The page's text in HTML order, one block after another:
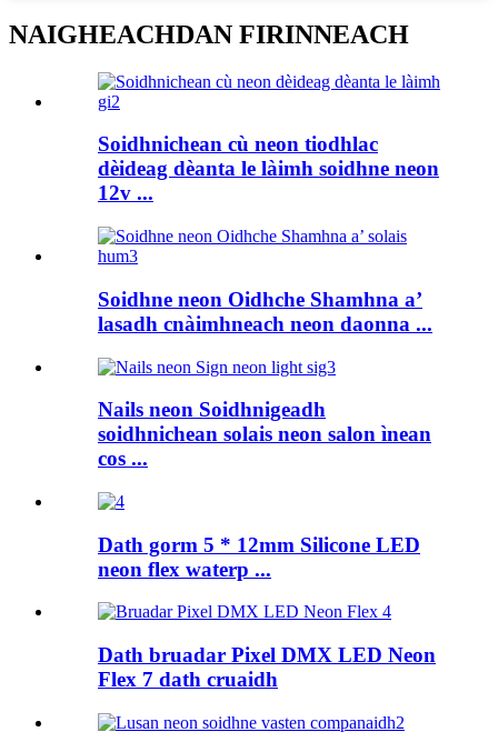
NAIGHEACHDAN FIRINNEACH
Soidhnichean cù neon tiodhlac
dèideag dèanta le làimh soidhne neon
12v ...
Soidhne neon Oidhche Shamhna a’
lasadh cnàimhneach neon daonna ...
Nails neon Soidhnigeadh
soidhnichean solais neon salon ìnean
cos ...
Dath gorm 5 * 12mm Silicone LED
neon flex waterp ...
Dath bruadar Pixel DMX LED Neon
Flex 7 dath cruaidh